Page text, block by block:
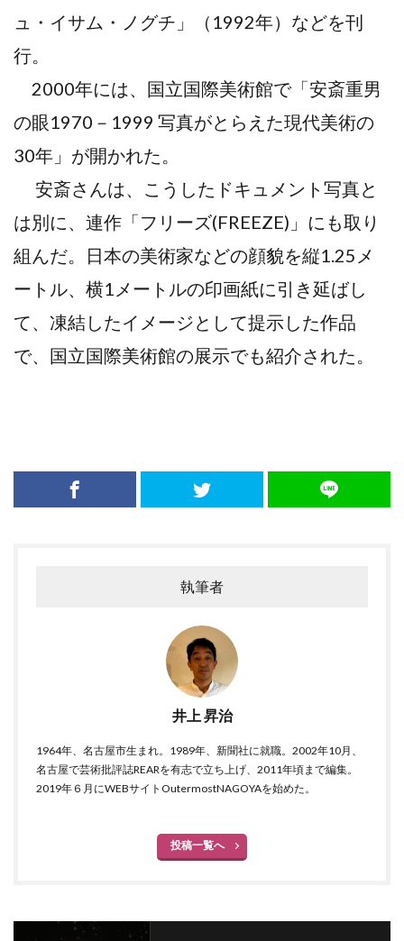
ュ・イサム・ノグチ」（1992年）などを刊
行。
2000年には、国立国際美術館で「安斎重男
の眼1970－1999 写真がとらえた現代美術の
30年」が開かれた。
安斎さんは、こうしたドキュメント写真と
は別に、連作「フリーズ(FREEZE)」にも取り
組んだ。日本の美術家などの顔貌を縦1.25メ
ートル、横1メートルの印画紙に引き延ばし
て、凍結したイメージとして提示した作品
で、国立国際美術館の展示でも紹介された。
執筆者
井上 昇治
1964年、名古屋市生まれ。1989年、新聞社に就職。2002年10月、
名古屋で芸術批評誌REARを有志で立ち上げ、2011年頃まで編集。
2019年６月にWEBサイトOutermostNAGOYAを始めた。
投稿一覧へ